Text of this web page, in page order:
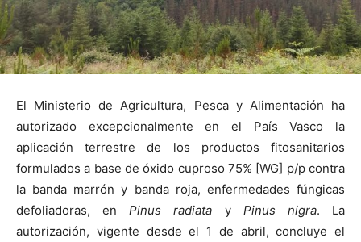
El Ministerio de Agricultura, Pesca y Alimentación ha
autorizado excepcionalmente en el País Vasco la
aplicación terrestre de los productos fitosanitarios
formulados a base de óxido cuproso 75% [WG] p/p contra
la banda marrón y banda roja, enfermedades fúngicas
defoliadoras, enPinus radiata y Pinus nigra. La
autorización, vigente desde el 1 de abril, concluye el